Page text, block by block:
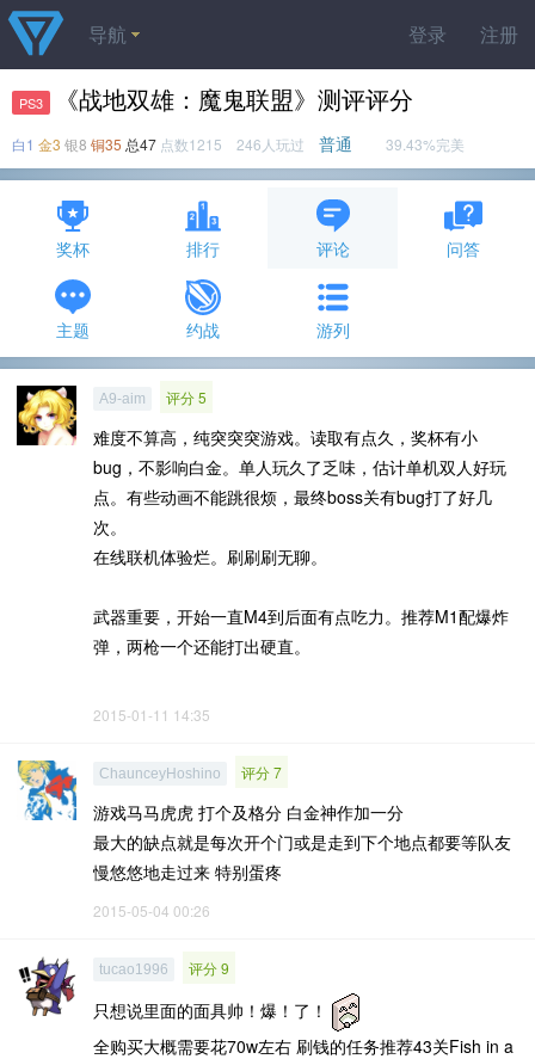
登录 注册
导航
PS3 《战地双雄：魔鬼联盟》测评评分
白1 金3 银8 铜35 总47 点数1215 246人玩过 普通 39.43%完美
奖杯 排行 评论 问答
主题 约战 游列
A9-aim 评分 5
难度不算高，纯突突突游戏。读取有点久，奖杯有小
bug，不影响白金。单人玩久了乏味，估计单机双人好玩
点。有些动画不能跳很烦，最终boss关有bug打了好几
次。
在线联机体验烂。刷刷刷无聊。
武器重要，开始一直M4到后面有点吃力。推荐M1配爆炸
弹，两枪一个还能打出硬直。
2015-01-11 14:35
ChaunceyHoshino 评分 7
游戏马马虎虎 打个及格分 白金神作加一分
最大的缺点就是每次开个门或是走到下个地点都要等队友
慢悠悠地走过来 特别蛋疼
2015-05-04 00:26
tucao1996 评分 9
只想说里面的面具帅！爆！了！
全购买大概需要花70w左右 刷钱的任务推荐43关Fish in a